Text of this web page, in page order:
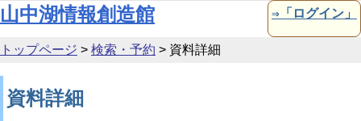
本文へ移動
山中湖情報創造館 ⇒「ログイン」
トップページ > 検索・予約 > 資料詳細
資料詳細